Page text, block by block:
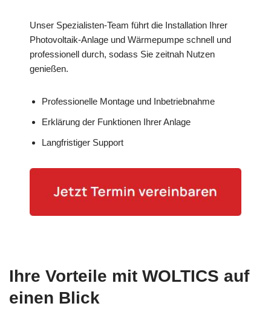
Unser Spezialisten-Team führt die Installation Ihrer
Photovoltaik-Anlage und Wärmepumpe schnell und
professionell durch, sodass Sie zeitnah Nutzen
genießen.
Professionelle Montage und Inbetriebnahme
Erklärung der Funktionen Ihrer Anlage
Langfristiger Support
Ihre Vorteile mit WOLTICS auf
einen Blick